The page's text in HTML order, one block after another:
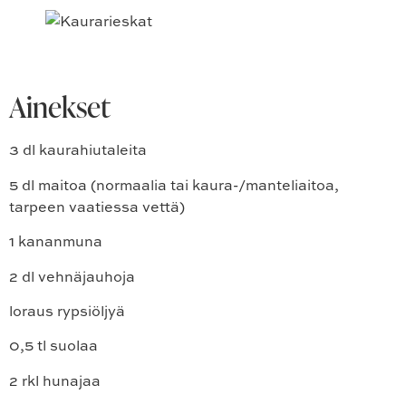
Ainekset
3 dl kaurahiutaleita
5 dl maitoa (normaalia tai kaura-/manteliaitoa,
tarpeen vaatiessa vettä)
1 kananmuna
2 dl vehnäjauhoja
loraus rypsiöljyä
0,5 tl suolaa
2 rkl hunajaa